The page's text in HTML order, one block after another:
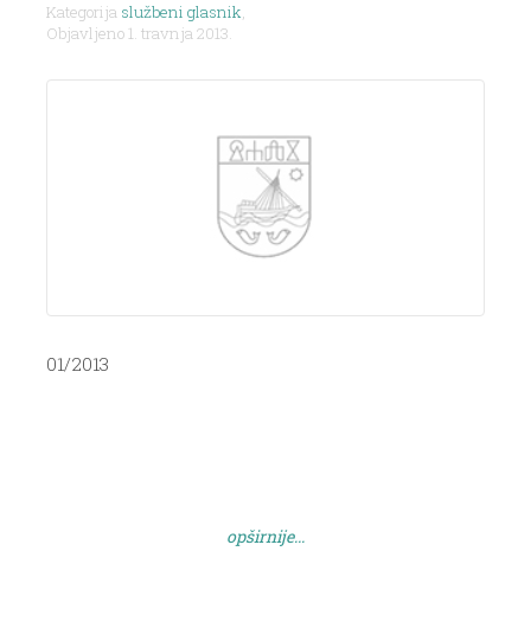
Kategorija službeni glasnik,
Objavljeno 1. travnja 2013.
01/2013
opširnije...